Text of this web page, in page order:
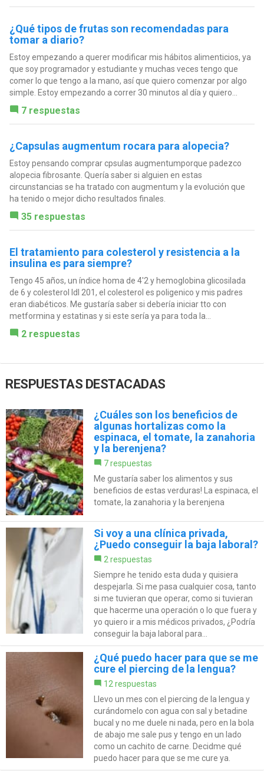
¿Qué tipos de frutas son recomendadas para
tomar a diario?
Estoy empezando a querer modificar mis hábitos alimenticios, ya
que soy programador y estudiante y muchas veces tengo que
comer lo que tengo a la mano, así que quiero comenzar por algo
simple. Estoy empezando a correr 30 minutos al día y quiero...
7 respuestas
¿Capsulas augmentum rocara para alopecia?
Estoy pensando comprar cpsulas augmentumporque padezco
alopecia fibrosante. Quería saber si alguien en estas
circunstancias se ha tratado con augmentum y la evolución que
ha tenido o mejor dicho resultados finales.
35 respuestas
El tratamiento para colesterol y resistencia a la
insulina es para siempre?
Tengo 45 años, un índice homa de 4'2 y hemoglobina glicosilada
de 6 y colesterol ldl 201, el colesterol es poligenico y mis padres
eran diabéticos. Me gustaría saber si debería iniciar tto con
metformina y estatinas y si este sería ya para toda la...
2 respuestas
RESPUESTAS DESTACADAS
¿Cuáles son los beneficios de
algunas hortalizas como la
espinaca, el tomate, la zanahoria
y la berenjena?
7 respuestas
Me gustaría saber los alimentos y sus
beneficios de estas verduras! La espinaca, el
tomate, la zanahoria y la berenjena
Si voy a una clínica privada,
¿Puedo conseguir la baja laboral?
2 respuestas
Siempre he tenido esta duda y quisiera
despejarla. Si me pasa cualquier cosa, tanto
si me tuvieran que operar, como si tuvieran
que hacerme una operación o lo que fuera y
yo quiero ir a mis médicos privados, ¿Podría
conseguir la baja laboral para...
¿Qué puedo hacer para que se me
cure el piercing de la lengua?
12 respuestas
Llevo un mes con el piercing de la lengua y
curándomelo con agua con sal y betadine
bucal y no me duele ni nada, pero en la bola
de abajo me sale pus y tengo en un lado
como un cachito de carne. Decidme qué
puedo hacer para que se me cure ya.